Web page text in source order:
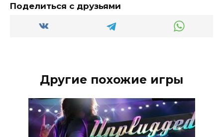
Поделиться с друзьями
Другие похожие игры